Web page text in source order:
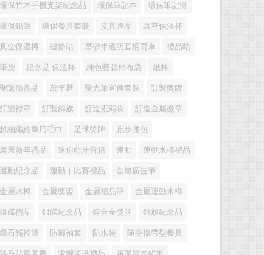
環保竹木手機支架紀念品 環保筆記本 環保筆記簿
環保鉛筆 環保餐具套裝 皮具贈品 真空保溫杯
真空保溫樽 磁條咭 磨砂半透明直柄雨傘 禮品咭
筆袋 紀念品 保溫杯 純色豎款棉布袋 紙杯
聖誕節禮品 萬年曆 螢光筆宣傳套裝 訂製獎牌
訂製襟章 訂製錦旗 訂造索繩袋 訂造金屬徽章
超細纖維萬用毛巾 足球獎牌 跑步腰包
農曆新年禮品 迷你藍牙音箱 運動 運動水樽禮品
運動紀念品 運動｜比賽禮品 金屬廣告筆
金屬水樽 金屬獎盃 金屬禮品筆 金屬運動水樽
銀碟禮品 銀碟紀念品 鋅合金獎牌 錦旗紀念品
鑽石觸控筆 防曬袖套 防水袋 隨身攜帶型餐具